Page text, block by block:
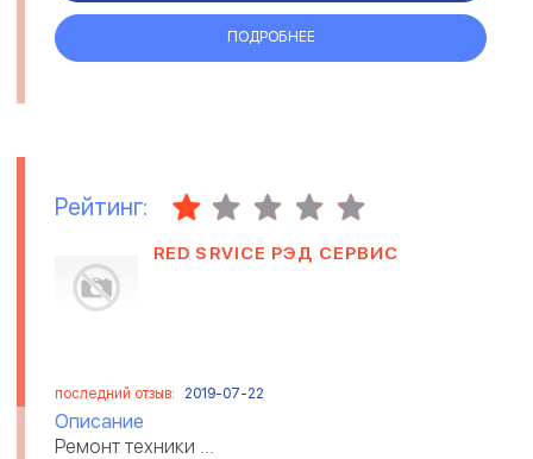
ПОДРОБНЕЕ
Рейтинг:
RED SRVICE РЭД СЕРВИС
последний отзыв: 2019-07-22
Описание
Ремонт техники ...